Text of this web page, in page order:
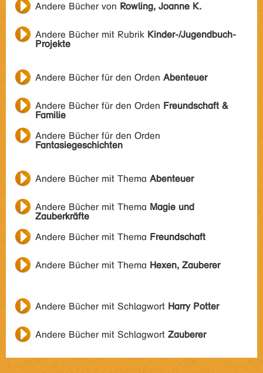
Andere Bücher von Rowling, Joanne K.
Andere Bücher mit Rubrik Kinder-/Jugendbuch-
Projekte
Andere Bücher für den Orden Abenteuer
Andere Bücher für den Orden Freundschaft &
Familie
Andere Bücher für den Orden
Fantasiegeschichten
Andere Bücher mit Thema Abenteuer
Andere Bücher mit Thema Magie und
Zauberkräfte
Andere Bücher mit Thema Freundschaft
Andere Bücher mit Thema Hexen, Zauberer
Andere Bücher mit Schlagwort Harry Potter
Andere Bücher mit Schlagwort Zauberer